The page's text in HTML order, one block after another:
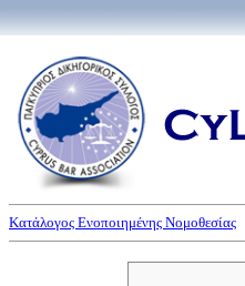
Κατάλογος Ενοποιημένης Νομοθεσίας